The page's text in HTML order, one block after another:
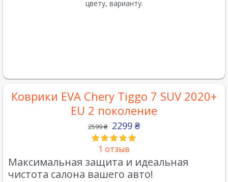
цвету, варианту.
Коврики EVA Chery Tiggo 7 SUV 2020+
EU 2 поколение
2599₴ 2299 ₴
1 отзыв
Максимальная защита и идеальная
чистота салона вашего авто!